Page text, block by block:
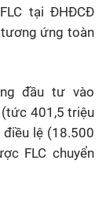
tại ĐHĐCĐ
ứng toàn
đầu tư vào
401,5 triệu
điều lệ (18.500
FLC chuyển